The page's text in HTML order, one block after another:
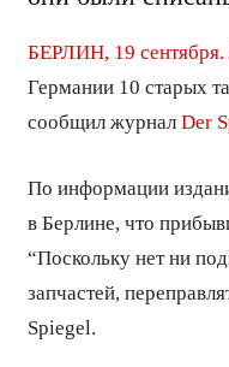
БЕРЛИН, 19
Германии 10 старых
сообщил журнал Der
По информации
в Берлине, что
“Поскольку нет ни
запчастей,
Spiegel.